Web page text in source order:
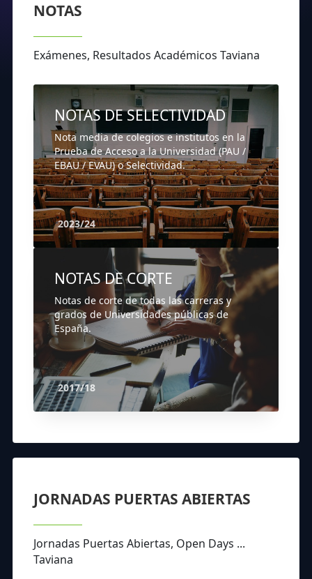
NOTAS
Exámenes, Resultados Académicos Taviana
NOTAS DE SELECTIVIDAD
Nota media de colegios e institutos en la
Prueba de Acceso a la Universidad (PAU /
EBAU / EVAU) o Selectividad.
2023/24
NOTAS DE CORTE
Notas de corte de todas las carreras y
grados de Universidades públicas de
España.
2017/18
JORNADAS PUERTAS ABIERTAS
Jornadas Puertas Abiertas, Open Days ...
Taviana